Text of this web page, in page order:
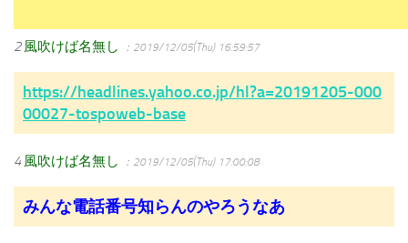
2 風吹けば名無し ：2019/12/05(Thu) 16:59:57
https://headlines.yahoo.co.jp/hl?a=20191205-000
00027-tospoweb-base
4 風吹けば名無し ：2019/12/05(Thu) 17:00:08
みんな電話番号知らんのやろうなあ